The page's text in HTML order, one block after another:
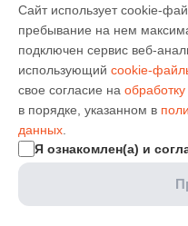
Сайт использует cookie-
пребывание на нем
подключен сервис веб-
использующий cookie-
свое согласие на
в порядке, указанном в
данных
Я ознакомлен(а) и